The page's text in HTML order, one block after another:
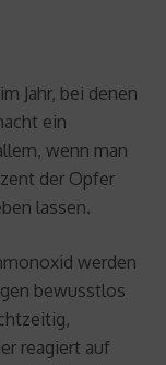
Jahr, bei denen
ein
wenn man
der Opfer
lassen.
werden
bewusstlos
reagiert auf